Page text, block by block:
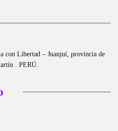
con Libertad – Juanjuí, provincia de
. PERÚ.